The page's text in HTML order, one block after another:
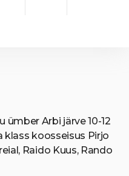
ümber Arbi järve 10-12
klass koosseisus Pirjo
Raido Kuus, Rando